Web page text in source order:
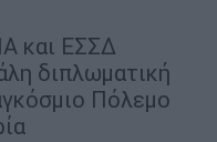
και ΕΣΣΔ
διπλωματική
Πόλεμο